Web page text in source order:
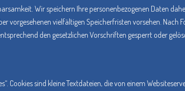
Wir speichern Ihre personenbezogenen Daten
vorgesehenen vielfältigen Speicherfristen vorsehen. Nach
den gesetzlichen Vorschriften gesperrt oder
Cookies sind kleine Textdateien, die von einem